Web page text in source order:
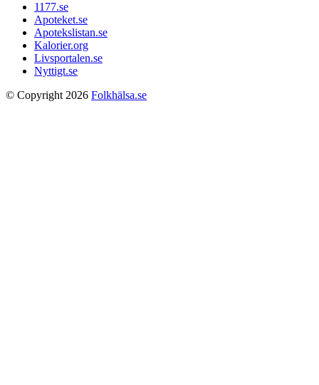
1177.se
Apoteket.se
Apotekslistan.se
Kalorier.org
Livsportalen.se
Nyttigt.se
© Copyright 2026 Folkhälsa.se